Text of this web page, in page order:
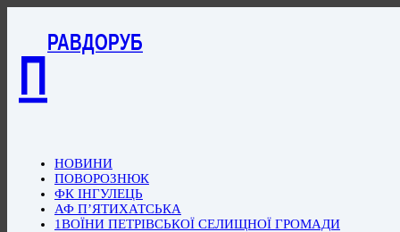
П
РАВДОРУБ
НОВИНИ
ПОВОРОЗНЮК
ФК ІНГУЛЕЦЬ
АФ П’ЯТИХАТСЬКА
1ВОЇНИ ПЕТРІВСЬКОЇ СЕЛИЩНОЇ ГРОМАДИ